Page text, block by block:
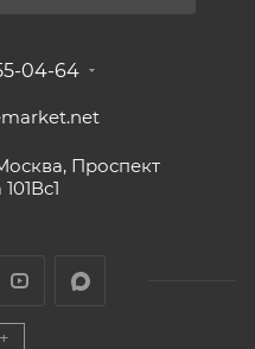
04-64
Проспект